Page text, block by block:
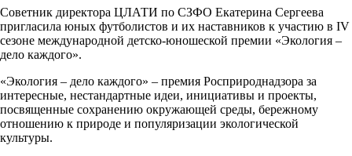
Советник директора ЦЛАТИ по СЗФО Екатерина Сергеева
пригласила юных футболистов и их наставников к участию в IV
сезоне международной детско-юношеской премии «Экология –
дело каждого».
«Экология – дело каждого» – премия Росприроднадзора за
интересные, нестандартные идеи, инициативы и проекты,
посвященные сохранению окружающей среды, бережному
отношению к природе и популяризации экологической
культуры.